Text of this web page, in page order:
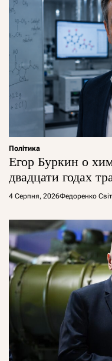
Політика
Егор Буркин о
двадцати годах
4 Серпня, 2026Федоренко